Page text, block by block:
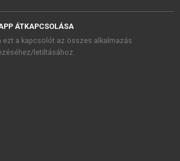
következő: A világot négy őselem
a föld és a levegő. A négy őselem
létre a dolgok, élők és
ÁTKAPCSOLÁSA
ezt a kapcsolót az összes alkalmazás
letiltásához.